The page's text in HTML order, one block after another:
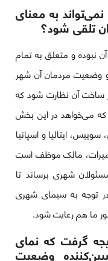
به معنای
تلقی شود؟
نبوده و متعلق به تمام
وضعیت مردمان آن شهر
ساخت آن نظارت شود که
می‌خواهد در این بخش
ایتالیا و اسپانیا
مالک موظف است
شهری برساند تا
توجه به سیمای شهری
ما هم رعایت شود.
گرفت که نمای
وضعیت